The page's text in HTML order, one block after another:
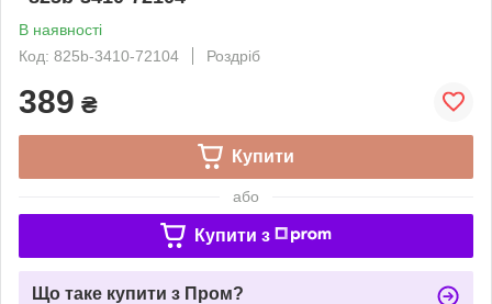
В наявності
Код: 825b-3410-72104
Роздріб
389 ₴
Купити
або
Купити з
Що таке купити з Пром?